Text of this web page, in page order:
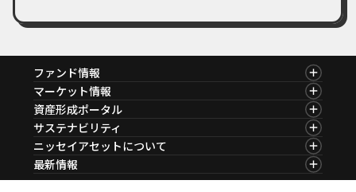
4月7日の当社ファンドの基準価額下落について
ファンドレポート「ニッセイ宇宙関連グローバル株式ファンド【愛
称：スペース革命】トランプ氏の再選で注目される宇宙関連ビジネス
と当ファンドへの影響」
2024年12月11日 ファンドレポート
PDF・575KB
ファンド情報
ファンド情報TOP
基準価額一覧
ファンド検索
ファンド比較
決算カレンダー
海外休日カレンダー
投資信託新商品のご案内
マーケット情報
マーケット情報TOP
マーケット指数
マーケットレポート
コラム
ファンドレポート
資産形成ポータル
資産形成ポータルTOP
資産形成サービス
Nダイレクト
サステナビリティ
サステナビリティTOP
サステナビリティ経営
サステナブル投資
ニッセイアセットについて
ニッセイアセットについてTOP
会社情報
最新情報
マーケットニュース